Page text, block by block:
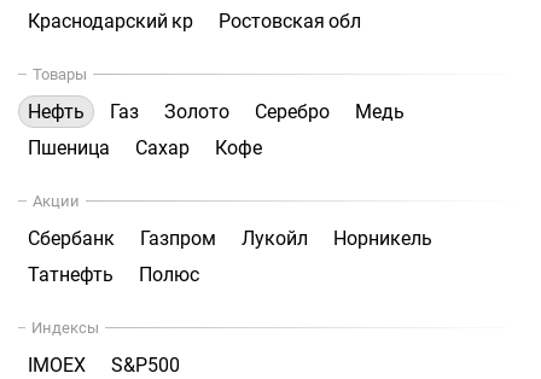
Краснодарский кр
Ростовская обл
Товары
Нефть Газ Золото Серебро
Медь
Пшеница
Сахар Кофе
Акции
Сбербанк Газпром Лукойл
Норникель
Татнефть
Полюс
Индексы
IMOEX S&P500